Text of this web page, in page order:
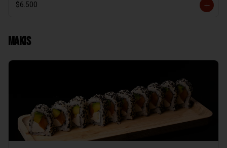
$6.500
Makis